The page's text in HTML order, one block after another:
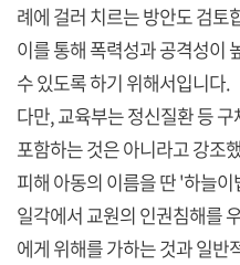
례에 걸러 치르는 방안도 검토
이를 통해 폭력성과 공격성이
수 있도록 하기 위해서입니다.
다만, 교육부는 정신질환 등
포함하는 것은 아니라고 강조
피해 아동의 이름을 딴 '하늘
일각에서 교원의 인권침해를
에게 위해를 가하는 것과 일반